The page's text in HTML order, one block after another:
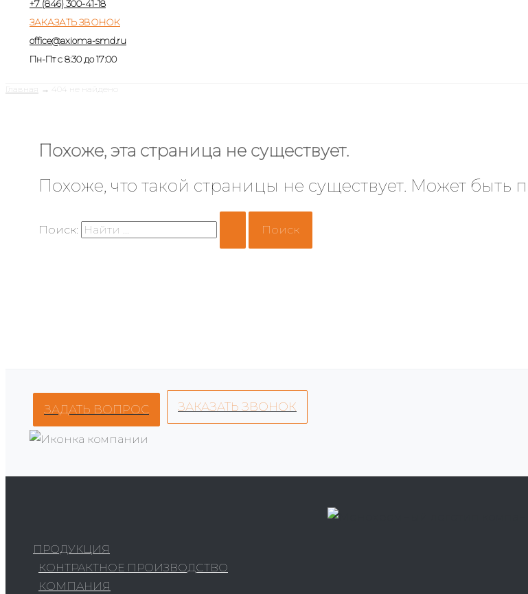
+7 (846) 300-41-18
ЗАКАЗАТЬ ЗВОНОК
office@axioma-smd.ru
Пн-Пт с 8:30 до 17:00
Главная 404 не найдено
Похоже, эта страница не существует.
Похоже, что такой страницы не существует. Может быть
Поиск:
ЗАДАТЬ ВОПРОС ЗАКАЗАТЬ ЗВОНОК
ПРОДУКЦИЯ
КОНТРАКТНОЕ ПРОИЗВОДСТВО
КОМПАНИЯ